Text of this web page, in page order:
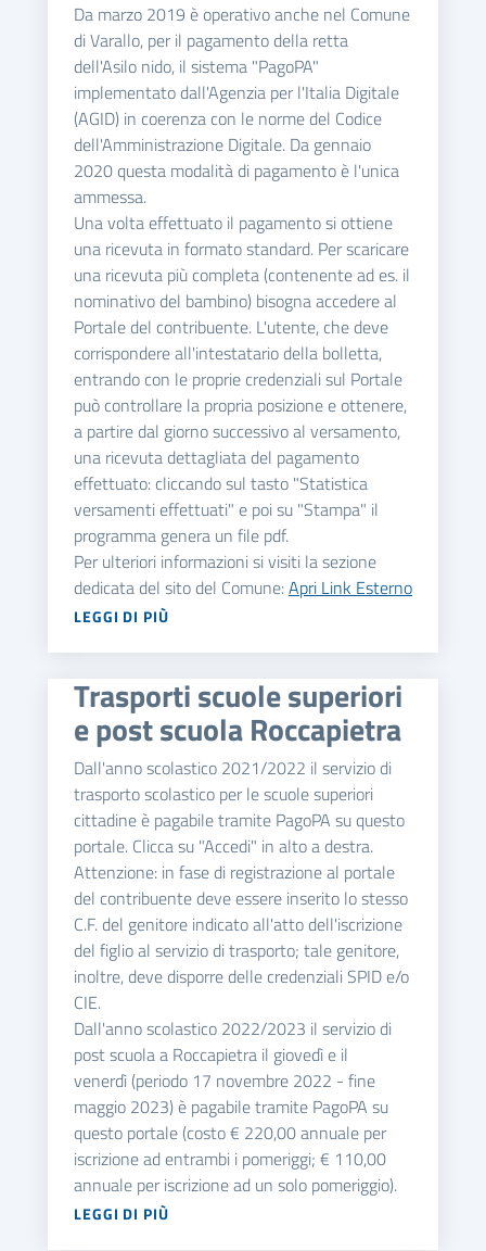
Da marzo 2019 è operativo anche nel Comune
di Varallo, per il pagamento della retta
dell'Asilo nido, il sistema "PagoPA"
implementato dall'Agenzia per l'Italia Digitale
(AGID) in coerenza con le norme del Codice
dell'Amministrazione Digitale. Da gennaio
2020 questa modalità di pagamento è l'unica
ammessa.
Una volta effettuato il pagamento si ottiene
una ricevuta in formato standard. Per scaricare
una ricevuta più completa (contenente ad es. il
nominativo del bambino) bisogna accedere al
Portale del contribuente. L'utente, che deve
corrispondere all'intestatario della bolletta,
entrando con le proprie credenziali sul Portale
può controllare la propria posizione e ottenere,
a partire dal giorno successivo al versamento,
una ricevuta dettagliata del pagamento
effettuato: cliccando sul tasto "Statistica
versamenti effettuati" e poi su "Stampa" il
programma genera un file pdf.
Per ulteriori informazioni si visiti la sezione
dedicata del sito del Comune:Apri Link Esterno
LEGGI DI PIÙ
Trasporti scuole superiori
e post scuola Roccapietra
Dall'anno scolastico 2021/2022 il servizio di
trasporto scolastico per le scuole superiori
cittadine è pagabile tramite PagoPA su questo
portale. Clicca su "Accedi" in alto a destra.
Attenzione: in fase di registrazione al portale
del contribuente deve essere inserito lo stesso
C.F. del genitore indicato all'atto dell'iscrizione
del figlio al servizio di trasporto; tale genitore,
inoltre, deve disporre delle credenziali SPID e/o
CIE.
Dall'anno scolastico 2022/2023 il servizio di
post scuola a Roccapietra il giovedì e il
venerdì (periodo 17 novembre 2022 - fine
maggio 2023) è pagabile tramite PagoPA su
questo portale (costo € 220,00 annuale per
iscrizione ad entrambi i pomeriggi; € 110,00
annuale per iscrizione ad un solo pomeriggio).
LEGGI DI PIÙ